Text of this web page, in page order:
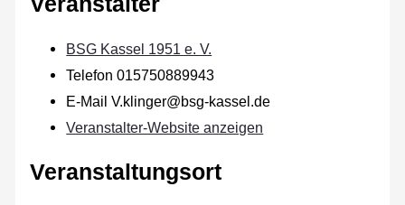
BSG Kassel 1951 e. V.
Telefon015750889943
E-MailV.klinger@bsg-kassel.de
Veranstalter-Website anzeigen
Veranstaltungsort